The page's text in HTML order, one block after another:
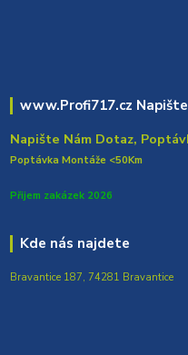
www.Profi717.cz
Napište Nám Dotaz,
Poptávka Montáže <50Km
Přijem zakázek 2026
Kde nás najdete
Bravantice 187, 74281 Bravantice